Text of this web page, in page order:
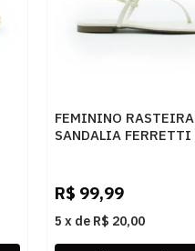
FEMININO RASTEIRA
SANDALIA FERRETTI
R$ 99,99
5 x de R$ 20,00